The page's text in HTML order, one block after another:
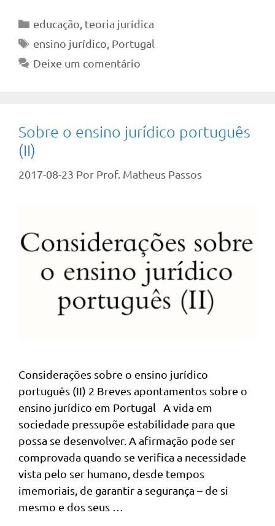
Categorias
educação teoria jurídica
Tags
ensino jurídico Portugal
Deixe um comentário
Sobre o ensino jurídico português
(II)
2017-08-23 Por Prof. Matheus Passos
Considerações sobre o ensino jurídico
português (II) 2 Breves apontamentos sobre o
ensino jurídico em Portugal A vida em
sociedade pressupõe estabilidade para que
possa se desenvolver. A afirmação pode ser
comprovada quando se verifica a necessidade
vista pelo ser humano, desde tempos
imemoriais, de garantir a segurança – de si
mesmo e dos seus …